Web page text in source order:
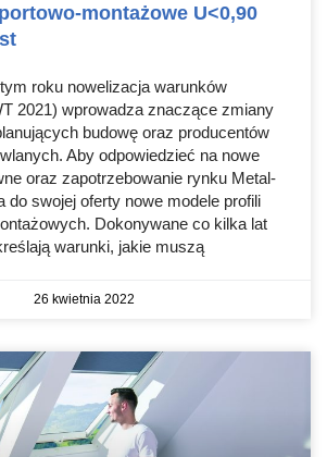
montażowe U<0,90
roku nowelizacja warunków
2021) wprowadza znaczące zmiany
budowę oraz producentów
Aby odpowiedzieć na nowe
oraz zapotrzebowanie rynku Metal-
do swojej oferty nowe modele profili
Dokonywane co kilka lat
warunki, jakie muszą
26 kwietnia 2022